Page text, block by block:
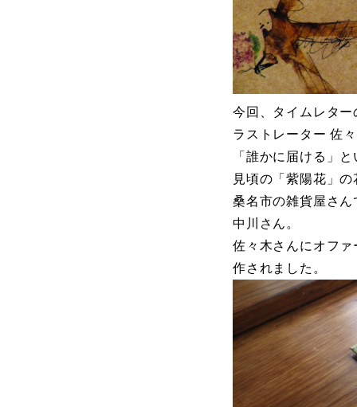
今回、タイムレタ
ラストレーター 佐
「誰かに届ける」
見頃の「紫陽花」
桑名市の雑貨屋さ
中川さん。
佐々木さんにオフ
作されました。